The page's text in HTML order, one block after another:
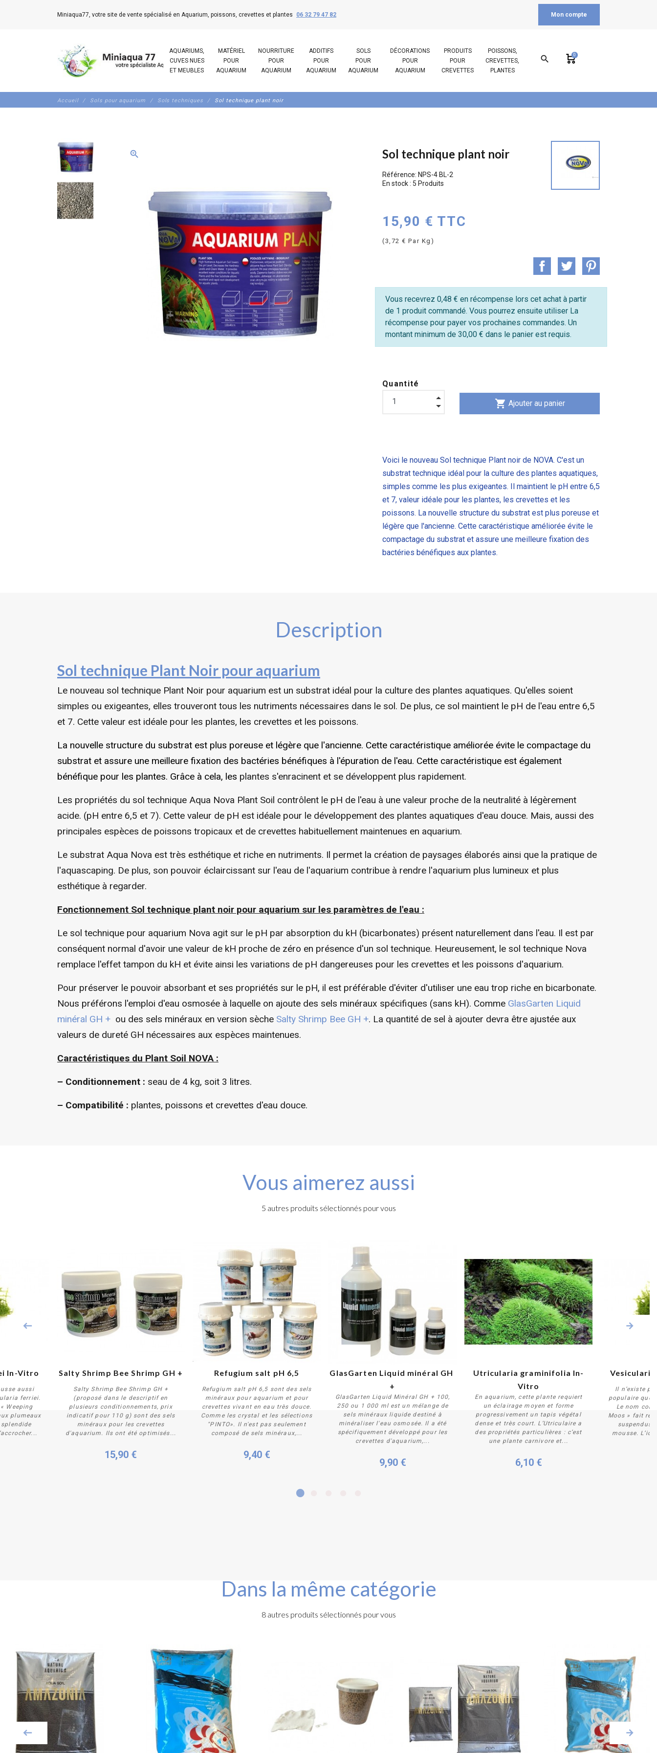
Miniaqua77, votre site de vente spécialisé en Aquarium, poissons, crevettes et plantes 06 32 79 47 82 Mon compte
AQUARIUMS,
CUVES NUES
ET MEUBLES
MATÉRIEL
POUR
AQUARIUM
NOURRITURE
POUR
AQUARIUM
ADDITIFS
POUR
AQUARIUM
SOLS
POUR
AQUARIUM
DÉCORATIONS
POUR
AQUARIUM
PRODUITS
POUR
CREVETTES
POISSONS,
CREVETTES,
PLANTES
search 0
Accueil Sols pour aquarium Sols techniques Sol technique plant noir
zoom_in Sol technique plant noir
Référence: NPS-4 BL-2
En stock : 5 Produits
15,90 € TTC
(3,72 € Par Kg)
Vous recevrez 0,48 € en récompense lors cet achat à partir
de 1 produit commandé. Vous pourrez ensuite utiliser La
récompense pour payer vos prochaines commandes. Un
montant minimum de 30,00 € dans le panier est requis.
Quantité
shopping_cart Ajouter au panier
Voici le nouveau Sol technique Plant noir de NOVA. C'est un
substrat technique idéal pour la culture des plantes aquatiques,
simples comme les plus exigeantes. Il maintient le pH entre 6,5
et 7, valeur idéale pour les plantes, les crevettes et les
poissons. La nouvelle structure du substrat est plus poreuse et
légère que l'ancienne. Cette caractéristique améliorée évite le
compactage du substrat et assure une meilleure fixation des
bactéries bénéfiques aux plantes.
Description
Sol technique Plant Noir pour aquarium
Le nouveau sol technique Plant Noir pour aquarium est un substrat idéal pour la culture des plantes aquatiques. Qu'elles soient
simples ou exigeantes, elles trouveront tous les nutriments nécessaires dans le sol. De plus, ce sol maintient le pH de l'eau entre 6,5
et 7. Cette valeur est idéale pour les plantes, les crevettes et les poissons.
La nouvelle structure du substrat est plus poreuse et légère que l'ancienne. Cette caractéristique améliorée évite le compactage du
substrat et assure une meilleure fixation des bactéries bénéfiques à l'épuration de l'eau. Cette caractéristique est également
bénéfique pour les plantes. Grâce à cela, les plantes s'enracinent et se développent plus rapidement.
Les propriétés du sol technique Aqua Nova Plant Soil contrôlent le pH de l'eau à une valeur proche de la neutralité à légèrement
acide. (pH entre 6,5 et 7). Cette valeur de pH est idéale pour le développement des plantes aquatiques d'eau douce. Mais, aussi des
principales espèces de poissons tropicaux et de crevettes habituellement maintenues en aquarium.
Le substrat Aqua Nova est très esthétique et riche en nutriments. Il permet la création de paysages élaborés ainsi que la pratique de
l'aquascaping. De plus, son pouvoir éclaircissant sur l'eau de l'aquarium contribue à rendre l'aquarium plus lumineux et plus
esthétique à regarder.
Fonctionnement Sol technique plant noir pour aquarium sur les paramètres de l'eau :
Le sol technique pour aquarium Nova agit sur le pH par absorption du kH (bicarbonates) présent naturellement dans l'eau. Il est par
conséquent normal d'avoir une valeur de kH proche de zéro en présence d'un sol technique. Heureusement, le sol technique Nova
remplace l'effet tampon du kH et évite ainsi les variations de pH dangereuses pour les crevettes et les poissons d'aquarium.
Pour préserver le pouvoir absorbant et ses propriétés sur le pH, il est préférable d'éviter d'utiliser une eau trop riche en bicarbonate.
Nous préférons l'emploi d'eau osmosée à laquelle on ajoute des sels minéraux spécifiques (sans kH). Comme GlasGarten Liquid
minéral GH + ou des sels minéraux en version sèche Salty Shrimp Bee GH +. La quantité de sel à ajouter devra être ajustée aux
valeurs de dureté GH nécessaires aux espèces maintenues.
Caractéristiques du Plant Soil NOVA :
– Conditionnement : seau de 4 kg, soit 3 litres.
– Compatibilité : plantes, poissons et crevettes d'eau douce.
Vous aimerez aussi
5 autres produits sélectionnés pour vous
In-Vitro
aussi
ferriei.
Weeping
plumeaux
Personnaliser
Salty Shrimp Bee Shrimp GH +
Salty Shrimp Bee Shrimp GH +
(proposé dans le descriptif en
plusieurs conditionnements, prix
indicatif pour 110 g) sont des sels
minéraux pour les crevettes
d'aquarium. Ils ont été optimisés...
15,90 €
Personnaliser
Refugium salt pH 6,5
Refugium salt pH 6,5 sont des sels
minéraux pour aquarium et pour
crevettes vivant en eau très douce.
Comme les crystal et les sélections
"PINTO». Il n'est pas seulement
composé de sels minéraux,...
9,40 €
Personnaliser
GlasGarten Liquid minéral GH
+
GlasGarten Liquid Minéral GH + 100,
250 ou 1 000 ml est un mélange de
sels minéraux liquide destiné à
minéraliser l'eau osmosée. Il a été
spécifiquement développé pour les
crevettes d'aquarium,...
9,90 €
Plus de détails
Utricularia graminifolia In-
Vitro
En aquarium, cette plante requiert
un éclairage moyen et forme
progressivement un tapis végétal
dense et très court. L’Utriculaire a
des propriétés particulières : c’est
une plante carnivore et...
6,10 €
Plus
Il n’existe
populaire que
Le nom
Moos » fait
suspendus
mousse.
Dans la même catégorie
8 autres produits sélectionnés pour vous